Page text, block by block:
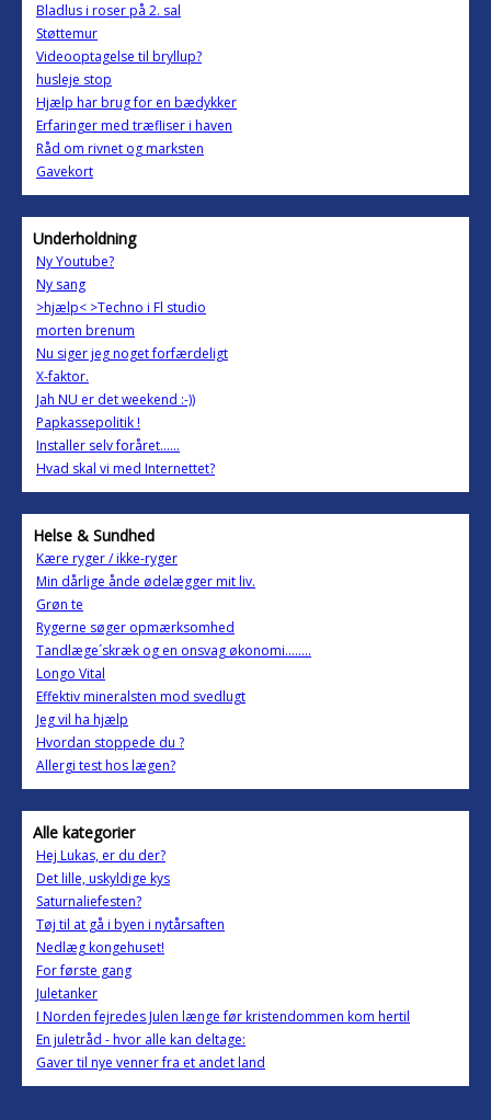
Bladlus i roser på 2. sal
Støttemur
Videooptagelse til bryllup?
husleje stop
Hjælp har brug for en bædykker
Erfaringer med træfliser i haven
Råd om rivnet og marksten
Gavekort
Underholdning
Ny Youtube?
Ny sang
>hjælp< >Techno i Fl studio
morten brenum
Nu siger jeg noget forfærdeligt
X-faktor.
Jah NU er det weekend :-))
Papkassepolitik !
Installer selv foråret......
Hvad skal vi med Internettet?
Helse & Sundhed
Kære ryger / ikke-ryger
Min dårlige ånde ødelægger mit liv.
Grøn te
Rygerne søger opmærksomhed
Tandlæge´skræk og en onsvag økonomi........
Longo Vital
Effektiv mineralsten mod svedlugt
Jeg vil ha hjælp
Hvordan stoppede du ?
Allergi test hos lægen?
Alle kategorier
Hej Lukas, er du der?
Det lille, uskyldige kys
Saturnaliefesten?
Tøj til at gå i byen i nytårsaften
Nedlæg kongehuset!
For første gang
Juletanker
I Norden fejredes Julen længe før kristendommen kom hertil
En juletråd - hvor alle kan deltage:
Gaver til nye venner fra et andet land